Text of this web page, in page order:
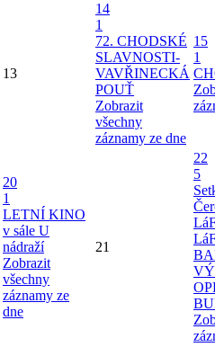
13
14
1
72. CHODSKÉ
SLAVNOSTI-
VAVŘINECKÁ
POUŤ
Zobrazit
všechny
záznamy ze dne
15
1
20
1
LETNÍ KINO
v sále U
nádraží
Zobrazit
všechny
záznamy ze
dne
21
22
5